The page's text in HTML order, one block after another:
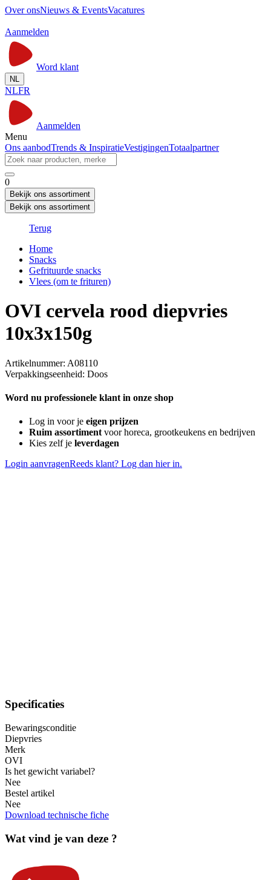
Over onsNieuws & EventsVacatures
Aanmelden
Word klant
NL
NLFR
Aanmelden
Menu
Ons aanbodTrends & InspiratieVestigingenTotaalpartner
0
Bekijk ons assortiment
Bekijk ons assortiment
Terug
Home
Snacks
Gefrituurde snacks
Vlees (om te frituren)
OVI cervela rood diepvries
10x3x150g
Artikelnummer: A08110
Verpakkingseenheid: Doos
Word nu professionele klant in onze shop
Log in voor je eigen prijzen
Ruim assortimentvoor horeca, grootkeukens en bedrijven
Kies zelf je leverdagen
Login aanvragenReeds klant? Log dan hier in.
Specificaties
Bewaringsconditie
Diepvries
Merk
OVI
Is het gewicht variabel?
Nee
Bestel artikel
Nee
Download technische fiche
Wat vind je van deze ?